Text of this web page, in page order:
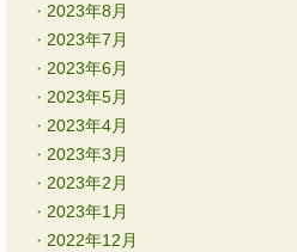
2023年8月
2023年7月
2023年6月
2023年5月
2023年4月
2023年3月
2023年2月
2023年1月
2022年12月